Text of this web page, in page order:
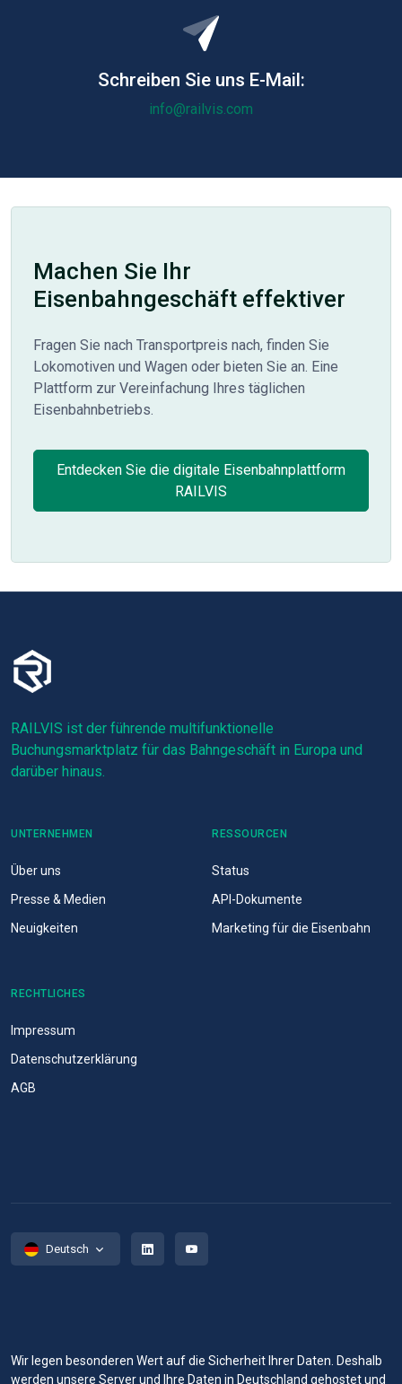
Schreiben Sie uns E-Mail:
info@railvis.com
Machen Sie Ihr
Eisenbahngeschäft effektiver
Fragen Sie nach Transportpreis nach, finden Sie
Lokomotiven und Wagen oder bieten Sie an. Eine
Plattform zur Vereinfachung Ihres täglichen
Eisenbahnbetriebs.
Entdecken Sie die digitale Eisenbahnplattform
RAILVIS
RAILVIS ist der führende multifunktionelle
Buchungsmarktplatz für das Bahngeschäft in Europa und
darüber hinaus.
UNTERNEHMEN
Über uns
Presse & Medien
Neuigkeiten
RESSOURCEN
Status
API-Dokumente
Marketing für die Eisenbahn
RECHTLICHES
Impressum
Datenschutzerklärung
AGB
Deutsch
Wir legen besonderen Wert auf die Sicherheit Ihrer Daten. Deshalb
werden unsere Server und Ihre Daten in Deutschland gehostet und